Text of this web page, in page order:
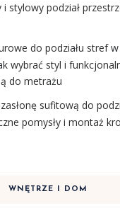
stylowy podział
do podziału stref w
wybrać styl i
do metrażu
sufitową do
pomysły i montaż
WNĘTRZE I DOM